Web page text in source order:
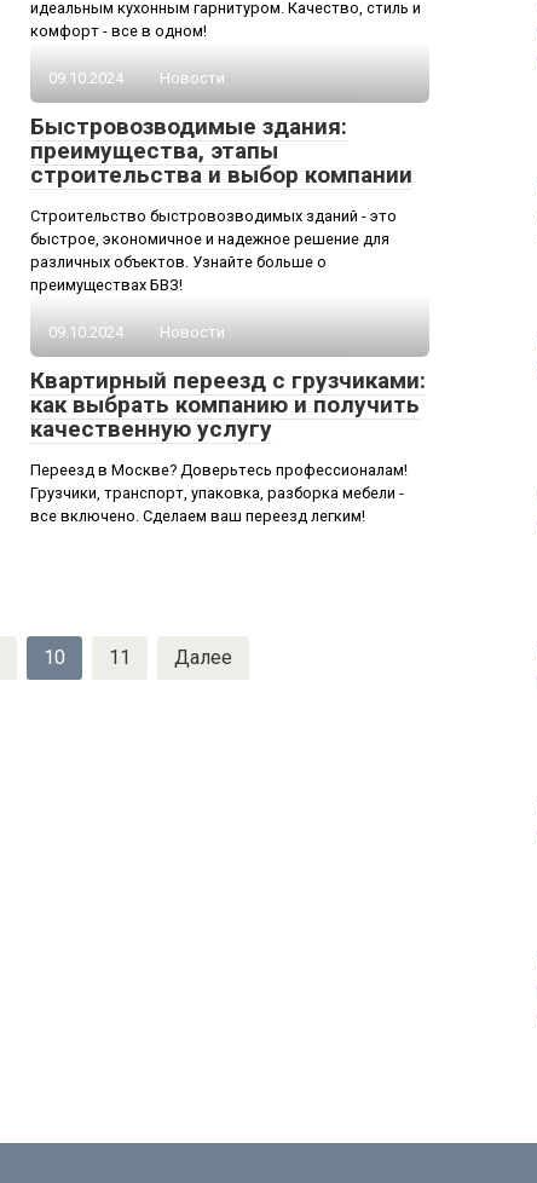
идеальным кухонным гарнитуром. Качество, стиль и
комфорт - все в одном!
09.10.2024 Новости
Быстровозводимые здания:
преимущества, этапы
строительства и выбор компании
Строительство быстровозводимых зданий - это
быстрое, экономичное и надежное решение для
различных объектов. Узнайте больше о
преимуществах БВЗ!
09.10.2024 Новости
Квартирный переезд с грузчиками:
как выбрать компанию и получить
качественную услугу
Переезд в Москве? Доверьтесь профессионалам!
Грузчики, транспорт, упаковка, разборка мебели -
все включено. Сделаем ваш переезд легким!
10 11 Далее